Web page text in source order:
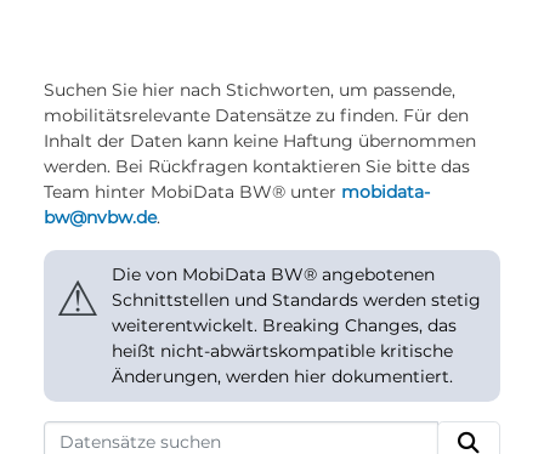
Suchen Sie hier nach Stichworten, um passende,
mobilitätsrelevante Datensätze zu finden. Für den
Inhalt der Daten kann keine Haftung übernommen
werden. Bei Rückfragen kontaktieren Sie bitte das
Team hinter MobiData BW® unter mobidata-
bw@nvbw.de.
⚠
Die von MobiData BW® angebotenen
Schnittstellen und Standards werden stetig
weiterentwickelt. Breaking Changes, das
heißt nicht-abwärtskompatible kritische
Änderungen, werden hier dokumentiert.